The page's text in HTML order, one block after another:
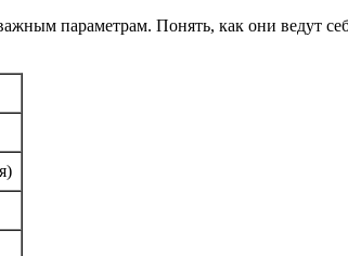
параметрам. Понять, как они ведут